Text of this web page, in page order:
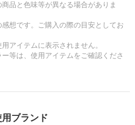
品と色味等が異なる場合がありま
想です。ご購入の際の目安としてお
アイテムに表示されません。
等は、使用アイテムをご確認くださ
用ブランド